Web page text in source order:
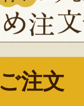
ご注文